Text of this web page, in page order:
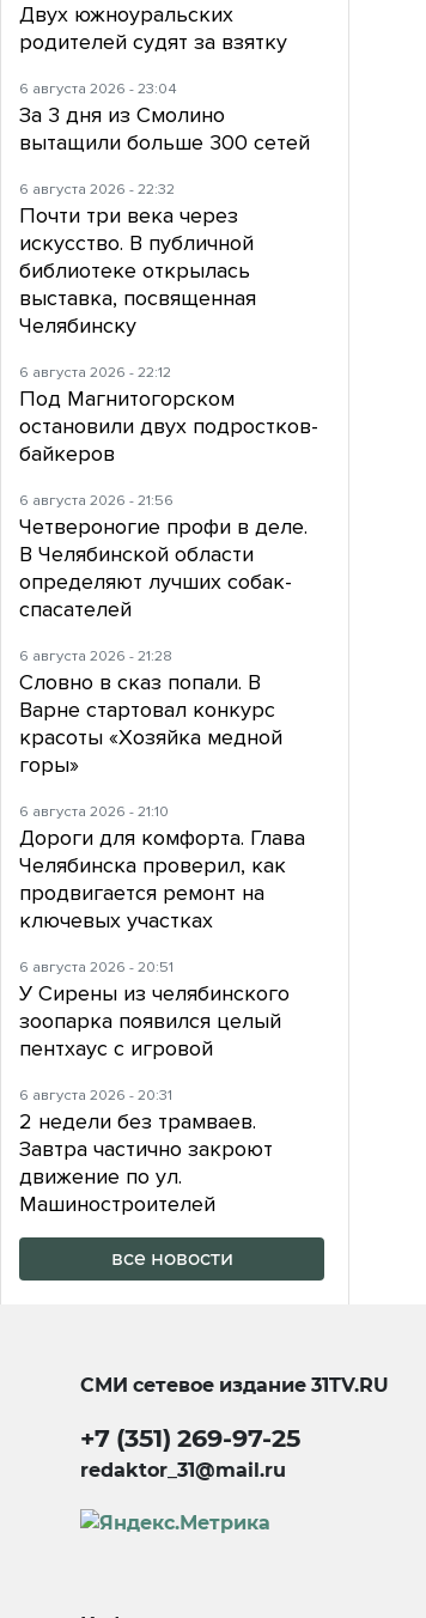
Двух южноуральских
родителей судят за взятку
6 августа 2026 - 23:04
За 3 дня из Смолино
вытащили больше 300 сетей
6 августа 2026 - 22:32
Почти три века через
искусство. В публичной
библиотеке открылась
выставка, посвященная
Челябинску
6 августа 2026 - 22:12
Под Магнитогорском
остановили двух подростков-
байкеров
6 августа 2026 - 21:56
Четвероногие профи в деле.
В Челябинской области
определяют лучших собак-
спасателей
6 августа 2026 - 21:28
Словно в сказ попали. В
Варне стартовал конкурс
красоты «Хозяйка медной
горы»
6 августа 2026 - 21:10
Дороги для комфорта. Глава
Челябинска проверил, как
продвигается ремонт на
ключевых участках
6 августа 2026 - 20:51
У Сирены из челябинского
зоопарка появился целый
пентхаус с игровой
6 августа 2026 - 20:31
2 недели без трамваев.
Завтра частично закроют
движение по ул.
Машиностроителей
все новости
СМИ сетевое издание31TV.RU
+7 (351) 269-97-25
redaktor_31@mail.ru